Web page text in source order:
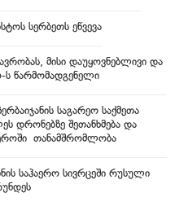
სერბეთს ეწვევა
მისი დაუყოვნებლივი და
ს წარმომადგენელი
საგარეო საქმეთა
დრონებზე შეთანხმება და
თანამშრომლობა
საჰაერო სივრცეში რუსული